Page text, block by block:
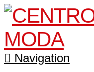
Navigation